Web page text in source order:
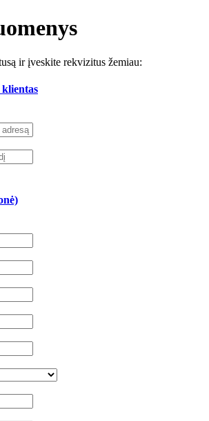
ir įveskite rekvizitus žemiau: